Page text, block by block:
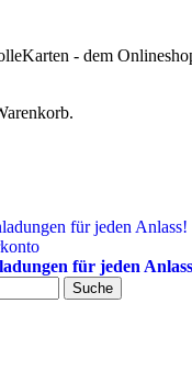
- dem
für jeden
Suche